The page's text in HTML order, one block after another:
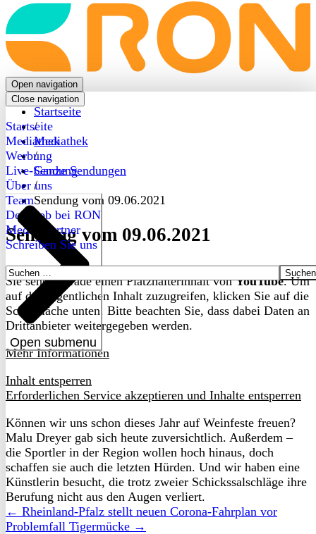
Back
to
frontpage
Open navigation
Close navigation
Startseite
Mediathek
Werbung
Live-Sendung
Über uns
Open submenu
Team
Dein Job bei RON
Medienpartner
Schreiben Sie uns
Suchen
nach:
Startseite
/
Mediathek
/
Ganze Sendungen
/
Sendung vom 09.06.2021
Sendung vom 09.06.2021
Sie sehen gerade einen Platzhalterinhalt vonYouTube. Um
auf den eigentlichen Inhalt zuzugreifen, klicken Sie auf die
Schaltfläche unten. Bitte beachten Sie, dass dabei Daten an
Drittanbieter weitergegeben werden.
Mehr Informationen
Inhalt entsperren
Erforderlichen Service akzeptieren und Inhalte entsperren
Können wir uns schon dieses Jahr auf Weinfeste freuen?
Malu Dreyer gab sich heute zuversichtlich. Außerdem –
die Sportler in der Region wollen hoch hinaus, doch
schaffen sie auch die letzten Hürden. Und wir haben eine
Künstlerin besucht, die trotz zweier Schickssalschläge ihre
Berufung nicht aus den Augen verliert.
← Rheinland-Pfalz stellt neuen Corona-Fahrplan vor
Problemfall Tigermücke →